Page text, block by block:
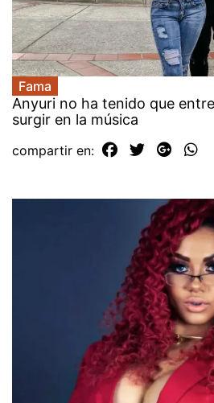
Fama
Anyuri no ha tenido que
surgir en la música
compartir en: